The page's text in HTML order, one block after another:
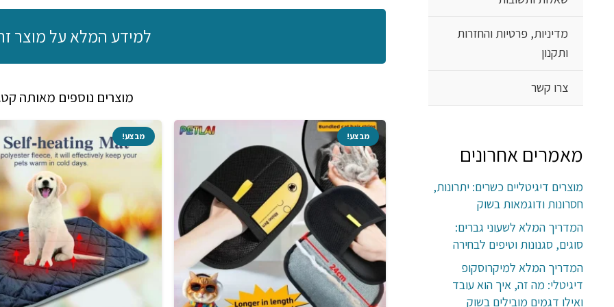
למידע המלא על מוצר
מוצרים נוספים מאותה
מבצע! מבצע!
מדיניות, פרטיות והחזרות
ותקנון
צרו קשר
מאמרים אחרונים
מוצרים דיגיטליים כשרים: יתרונות,
חסרונות ודוגמאות בשוק
המדריך המלא לשעוני גברים:
סוגים, סגנונות וטיפים לבחירה
המדריך המלא למיקרוסקופ
דיגיטלי: מה זה, איך הוא עובד
ואילו דגמים מובילים בשוק